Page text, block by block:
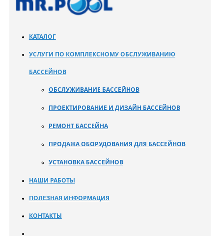
КАТАЛОГ
УСЛУГИ ПО КОМПЛЕКСНОМУ ОБСЛУЖИВАНИЮ
БАССЕЙНОВ
ОБСЛУЖИВАНИЕ БАССЕЙНОВ
ПРОЕКТИРОВАНИЕ И ДИЗАЙН БАССЕЙНОВ
РЕМОНТ БАССЕЙНА
ПРОДАЖА ОБОРУДОВАНИЯ ДЛЯ БАССЕЙНОВ
УСТАНОВКА БАССЕЙНОВ
НАШИ РАБОТЫ
ПОЛЕЗНАЯ ИНФОРМАЦИЯ
КОНТАКТЫ